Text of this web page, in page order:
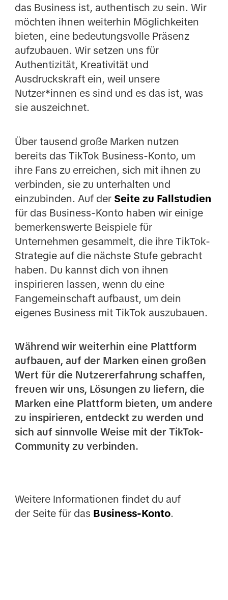
das Business ist, authentisch zu sein. Wir
möchten ihnen weiterhin Möglichkeiten
bieten, eine bedeutungsvolle Präsenz
aufzubauen. Wir setzen uns für
Authentizität, Kreativität und
Ausdruckskraft ein, weil unsere
Nutzer*innen es sind und es das ist, was
sie auszeichnet.
Über tausend große Marken nutzen
bereits das TikTok Business-Konto, um
ihre Fans zu erreichen, sich mit ihnen zu
verbinden, sie zu unterhalten und
einzubinden. Auf der Seite zu Fallstudien
für das Business-Konto haben wir einige
bemerkenswerte Beispiele für
Unternehmen gesammelt, die ihre TikTok-
Strategie auf die nächste Stufe gebracht
haben. Du kannst dich von ihnen
inspirieren lassen, wenn du eine
Fangemeinschaft aufbaust, um dein
eigenes Business mit TikTok auszubauen.
Während wir weiterhin eine Plattform
aufbauen, auf der Marken einen großen
Wert für die Nutzererfahrung schaffen,
freuen wir uns, Lösungen zu liefern, die
Marken eine Plattform bieten, um andere
zu inspirieren, entdeckt zu werden und
sich auf sinnvolle Weise mit der TikTok-
Community zu verbinden.
Weitere Informationen findet du auf
der Seite für das Business-Konto.